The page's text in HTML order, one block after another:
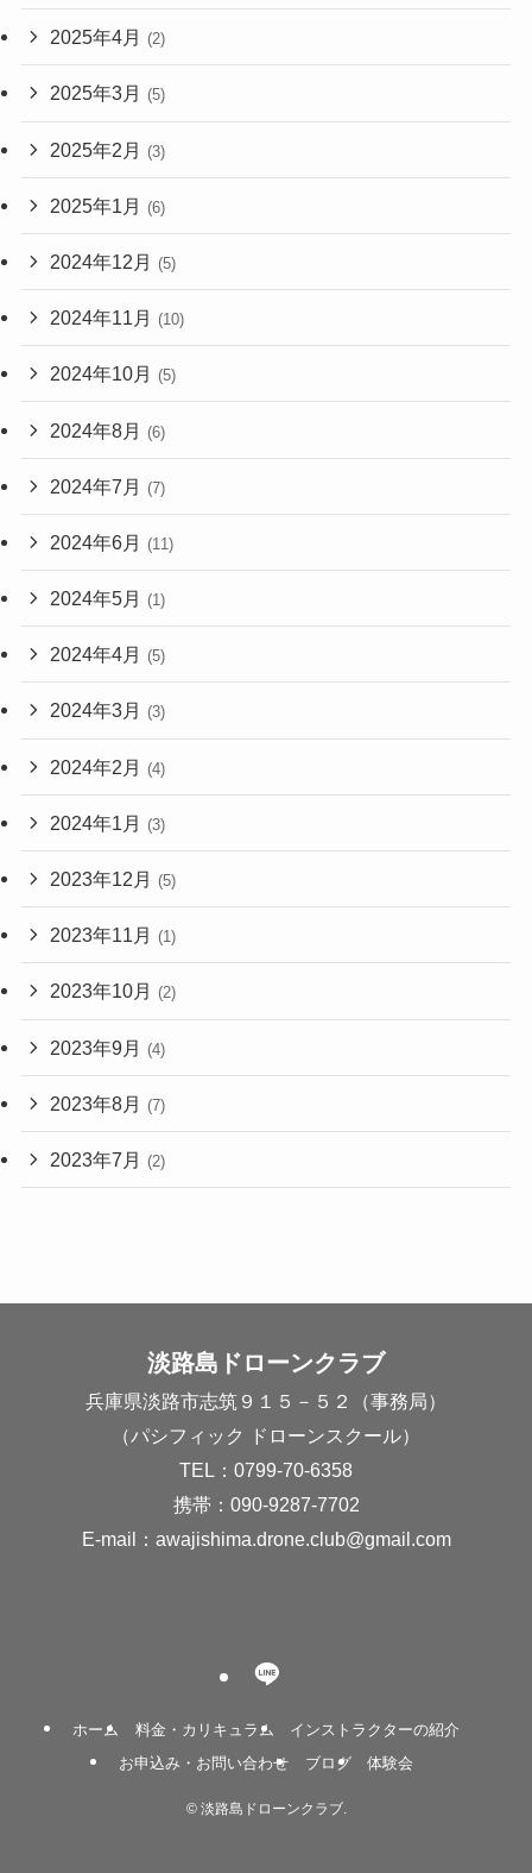
2025年4月 (2)
2025年3月 (5)
2025年2月 (3)
2025年1月 (6)
2024年12月 (5)
2024年11月 (10)
2024年10月 (5)
2024年8月 (6)
2024年7月 (7)
2024年6月 (11)
2024年5月 (1)
2024年4月 (5)
2024年3月 (3)
2024年2月 (4)
2024年1月 (3)
2023年12月 (5)
2023年11月 (1)
2023年10月 (2)
2023年9月 (4)
2023年8月 (7)
2023年7月 (2)
淡路島ドローンクラブ
兵庫県淡路市志筑９１５－５２（事務局）
（パシフィック ドローンスクール）
TEL：0799-70-6358
携帯：090-9287-7702
E-mail： awajishima.drone.club@gmail.com
ホーム 料金・カリキュラム
インストラクターの紹介
お申込み・お問い合わせ
ブログ 体験会
©淡路島ドローンクラブ.